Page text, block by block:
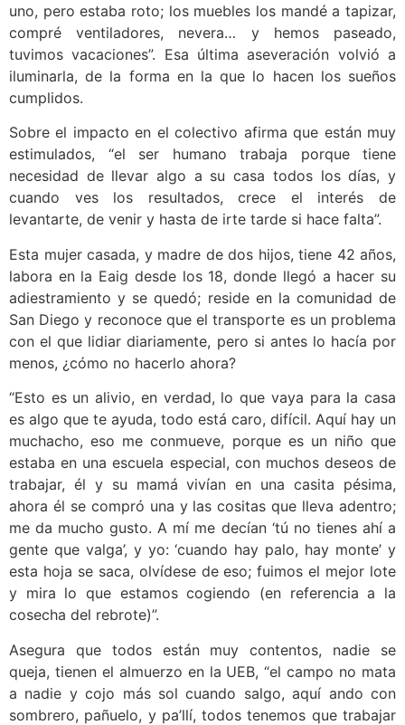
uno, pero estaba roto; los muebles los mandé a tapizar,
compré ventiladores, nevera… y hemos paseado,
tuvimos vacaciones”. Esa última aseveración volvió a
iluminarla, de la forma en la que lo hacen los sueños
cumplidos.
Sobre el impacto en el colectivo afirma que están muy
estimulados, “el ser humano trabaja porque tiene
necesidad de llevar algo a su casa todos los días, y
cuando ves los resultados, crece el interés de
levantarte, de venir y hasta de irte tarde si hace falta”.
Esta mujer casada, y madre de dos hijos, tiene 42 años,
labora en la Eaig desde los 18, donde llegó a hacer su
adiestramiento y se quedó; reside en la comunidad de
San Diego y reconoce que el transporte es un problema
con el que lidiar diariamente, pero si antes lo hacía por
menos, ¿cómo no hacerlo ahora?
“Esto es un alivio, en verdad, lo que vaya para la casa
es algo que te ayuda, todo está caro, difícil. Aquí hay un
muchacho, eso me conmueve, porque es un niño que
estaba en una escuela especial, con muchos deseos de
trabajar, él y su mamá vivían en una casita pésima,
ahora él se compró una y las cositas que lleva adentro;
me da mucho gusto. A mí me decían ‘tú no tienes ahí a
gente que valga’, y yo: ‘cuando hay palo, hay monte’ y
esta hoja se saca, olvídese de eso; fuimos el mejor lote
y mira lo que estamos cogiendo (en referencia a la
cosecha del rebrote)”.
Asegura que todos están muy contentos, nadie se
queja, tienen el almuerzo en la UEB, “el campo no mata
a nadie y cojo más sol cuando salgo, aquí ando con
sombrero, pañuelo, y pa’llí, todos tenemos que trabajar